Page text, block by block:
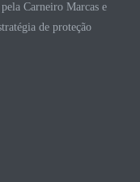
Carneiro Marcas e
de proteção